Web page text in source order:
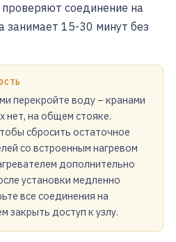
соединение на
занимает 15-30 минут без
перекройте воду – кранами
нет, на общем стояке.
сбросить остаточное
со встроенным нагревом
дополнительно
установки медленно
все соединения на
закрыть доступ к узлу.